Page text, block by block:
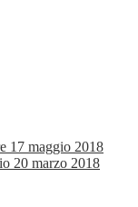
17 maggio 2018
20 marzo 2018